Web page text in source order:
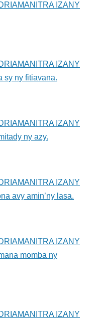
IZANY
IZANY
sy ny fitiavana.
IZANY
ny azy.
IZANY
avy amin’ny lasa.
IZANY
momba ny
IZANY